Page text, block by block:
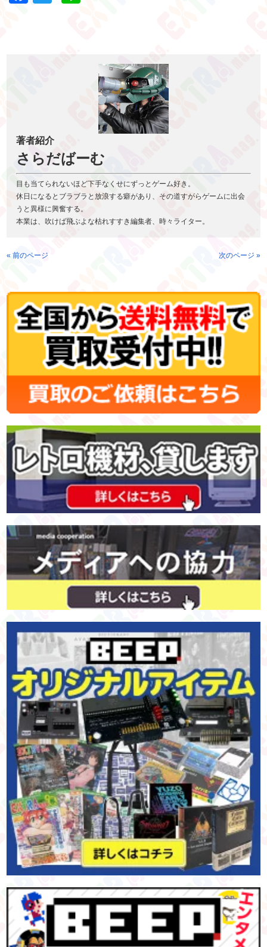
著者紹介
さらだばーむ
目も当てられないほど下手なくせにずっとゲーム好き。
休日になるとブラブラと放浪する癖があり、その道すがらゲームに出会
うと異様に興奮する。
本業は、吹けば飛ぶよな枯れすすき編集者、時々ライター。
« 前のページ 次のページ »